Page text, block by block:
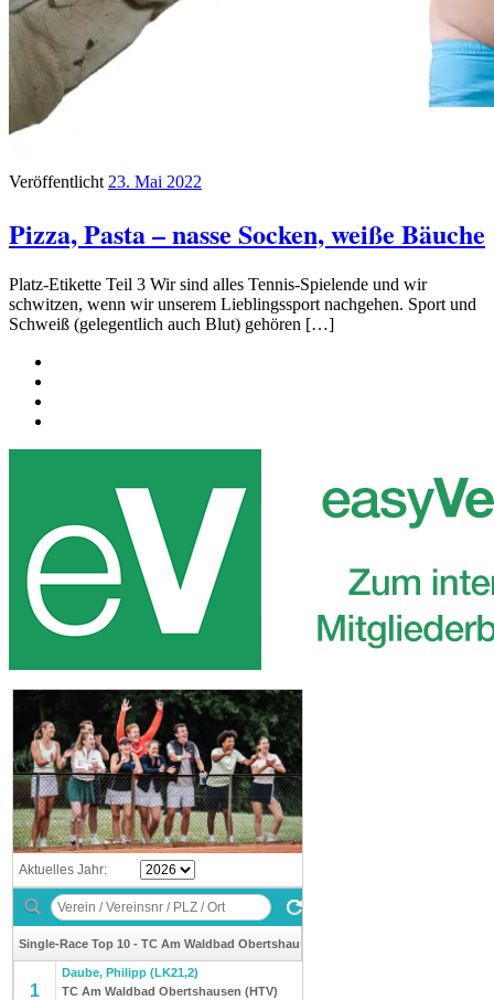
Veröffentlicht 23. Mai 2022
Pizza, Pasta – nasse Socken, weiße Bäuche
Platz-Etikette Teil 3 Wir sind alles Tennis-Spielende und wir
schwitzen, wenn wir unserem Lieblingssport nachgehen. Sport und
Schweiß (gelegentlich auch Blut) gehören […]